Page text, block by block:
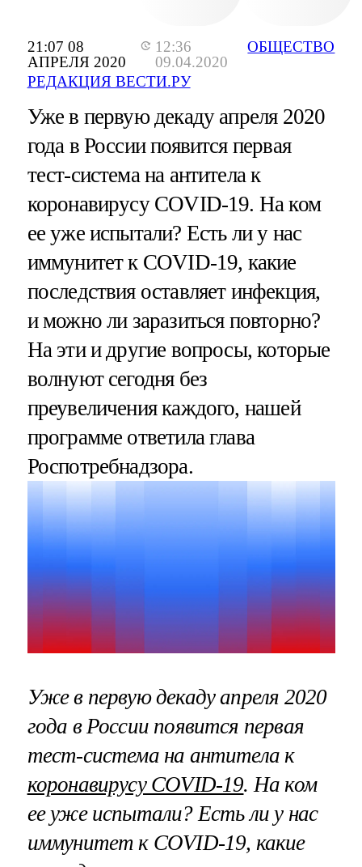
21:07 08
АПРЕЛЯ 2020
12:36
09.04.2020
РЕДАКЦИЯ ВЕСТИ.РУ
ОБЩЕСТВО
Уже в первую декаду апреля 2020
года в России появится первая
тест-система на антитела к
коронавирусу COVID-19. На ком
ее уже испытали? Есть ли у нас
иммунитет к COVID-19, какие
последствия оставляет инфекция,
и можно ли заразиться повторно?
На эти и другие вопросы, которые
волнуют сегодня без
преувеличения каждого, нашей
программе ответила глава
Роспотребнадзора.
Уже в первую декаду апреля 2020
года в России появится первая
тест-система на антитела к
коронавирусу COVID-19. На ком
ее уже испытали? Есть ли у нас
иммунитет к COVID-19, какие